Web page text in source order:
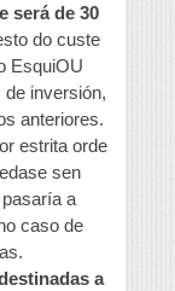
será de 30
do custe
EsquiOU
de inversión,
anteriores.
estrita orde
sen
a
caso de
a